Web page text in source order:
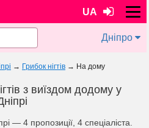
UA
Дніпро
→ Грибок нігтів → На дому
з виїздом додому у
— 4 пропозиції, 4 спеціаліста.